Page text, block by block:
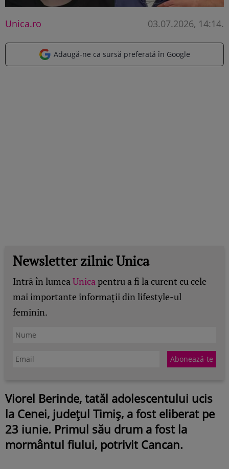
Unica.ro 03.07.2026, 14:14.
Adaugă-ne ca sursă preferată în Google
Newsletter zilnic Unica
Intră în lumeaUnicapentru a fi la curent cu cele
mai importante informații din lifestyle-ul
feminin.
Viorel Berinde, tatăl adolescentului ucis
la Cenei, județul Timiș, a fost eliberat pe
23 iunie. Primul său drum a fost la
mormântul fiului, potrivit Cancan.